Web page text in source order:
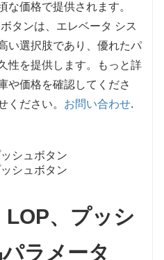
な価格で提供されます。
タンは、エレベータ シス
い選択肢であり、優れたパ
性を提供します。もっと詳
や価格を確認してくださ
ください。 お問い合わせ.
LOP、プッシ
ラメータ